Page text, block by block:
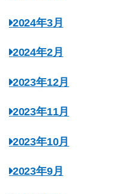
2024年3月
2024年2月
2023年12月
2023年11月
2023年10月
2023年9月